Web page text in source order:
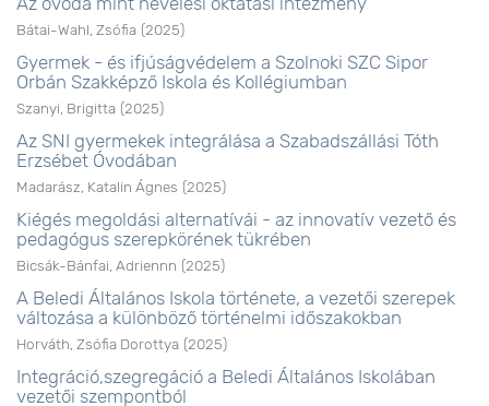
Bátai-Wahl, Zsófia (2025)
Gyermek - és ifjúságvédelem a Szolnoki SZC Sipor
Orbán Szakképző Iskola és Kollégiumban
Szanyi, Brigitta (2025)
Az SNI gyermekek integrálása a Szabadszállási Tóth
Erzsébet Óvodában
Madarász, Katalin Ágnes (2025)
Kiégés megoldási alternatívái - az innovatív vezető és
pedagógus szerepkörének tükrében
Bicsák-Bánfai, Adriennn (2025)
A Beledi Általános Iskola története, a vezetői szerepek
változása a különböző történelmi időszakokban
Horváth, Zsófia Dorottya (2025)
Integráció,szegregáció a Beledi Általános Iskolában
vezetői szempontból